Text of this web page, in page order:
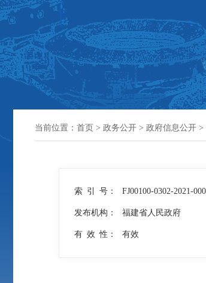
当前位置： 首页 > 政务公开 > 政府信息公开 >
索 引 号： FJ00100-0302-2021-
发布机构： 福建省人民政府
有 效 性： 有效